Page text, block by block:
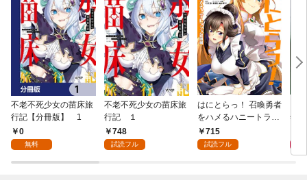
不老不死少女の苗床旅
行記【分冊版】 1
0
無料
不老不死少女の苗床旅
行記 １
748
試読フル
はにとらっ！ 召喚勇者
をハメるハニートラッ
プ包囲網 1
715
試読フル
年9